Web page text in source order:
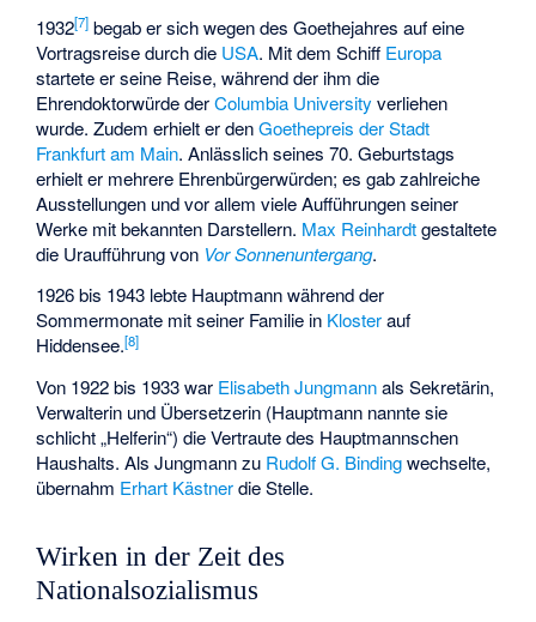
1932[7] begab er sich wegen des Goethejahres auf eine
Vortragsreise durch die USA. Mit dem Schiff Europa
startete er seine Reise, während der ihm die
Ehrendoktorwürde derColumbia University verliehen
wurde. Zudem erhielt er denGoethepreis der Stadt
Frankfurt am Main. Anlässlich seines 70. Geburtstags
erhielt er mehrere Ehrenbürgerwürden; es gab zahlreiche
Ausstellungen und vor allem viele Aufführungen seiner
Werke mit bekannten Darstellern. Max Reinhardtgestaltete
die Uraufführung von Vor Sonnenuntergang.
1926 bis 1943 lebte Hauptmann während der
Sommermonate mit seiner Familie in Klosterauf
Hiddensee.[8]
Von 1922 bis 1933 war Elisabeth Jungmannals Sekretärin,
Verwalterin und Übersetzerin (Hauptmann nannte sie
schlicht „Helferin“) die Vertraute des Hauptmannschen
Haushalts. Als Jungmann zu Rudolf G. Bindingwechselte,
übernahm Erhart Kästnerdie Stelle.
Wirken in der Zeit des
Nationalsozialismus